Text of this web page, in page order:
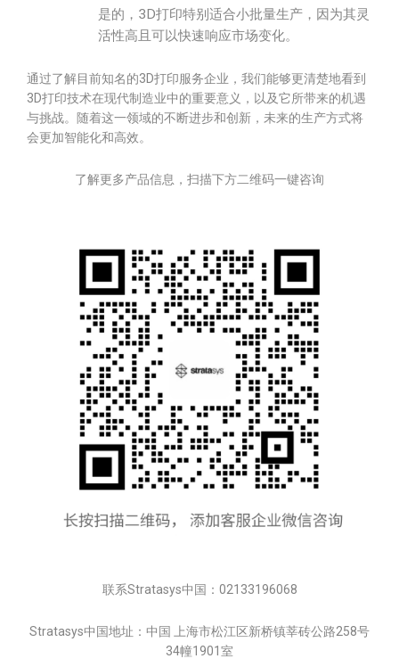
是的，3D打印特别适合小批量生产，因为其灵
活性高且可以快速响应市场变化。
通过了解目前知名的3D打印服务企业，我们能够更清楚地看到
3D打印技术在现代制造业中的重要意义，以及它所带来的机遇
与挑战。随着这一领域的不断进步和创新，未来的生产方式将
会更加智能化和高效。
了解更多产品信息，扫描下方二维码一键咨询
联系Stratasys中国：02133196068
Stratasys中国地址：中国 上海市松江区新桥镇莘砖公路258号
34幢1901室